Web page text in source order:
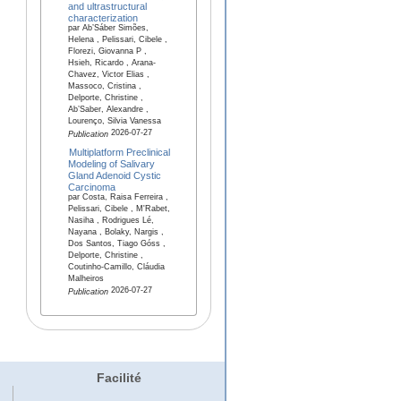
and ultrastructural
characterization
par Ab’Sáber Simões,
Helena , Pelissari, Cibele ,
Florezi, Giovanna P ,
Hsieh, Ricardo , Arana-
Chavez, Victor Elias ,
Massoco, Cristina ,
Delporte, Christine ,
Ab’Saber, Alexandre ,
Lourenço, Silvia Vanessa
Publication2026-07-27
Multiplatform Preclinical
Modeling of Salivary
Gland Adenoid Cystic
Carcinoma
par Costa, Raisa Ferreira ,
Pelissari, Cibele , M'Rabet,
Nasiha , Rodrigues Lé,
Nayana , Bolaky, Nargis ,
Dos Santos, Tiago Góss ,
Delporte, Christine ,
Coutinho-Camillo, Cláudia
Malheiros
Publication2026-07-27
Facilité